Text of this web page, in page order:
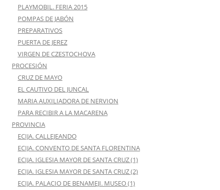
PLAYMOBIL. FERIA 2015
POMPAS DE JABÓN
PREPARATIVOS
PUERTA DE JEREZ
VIRGEN DE CZESTOCHOVA
PROCESIÓN
CRUZ DE MAYO
EL CAUTIVO DEL JUNCAL
MARIA AUXILIADORA DE NERVION
PARA RECIBIR A LA MACARENA
PROVINCIA
ECIJA. CALLEJEANDO
ECIJA. CONVENTO DE SANTA FLORENTINA
ECIJA. IGLESIA MAYOR DE SANTA CRUZ (1)
ECIJA. IGLESIA MAYOR DE SANTA CRUZ (2)
ECIJA. PALACIO DE BENAMEJI. MUSEO (1)